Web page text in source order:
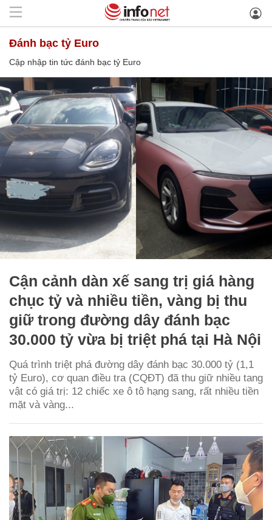
đánh bạc tỷ Euro
Cập nhập tin tức đánh bạc tỷ Euro
Cận cảnh dàn xế sang trị giá hàng
chục tỷ và nhiều tiền, vàng bị thu
giữ trong đường dây đánh bạc
30.000 tỷ vừa bị triệt phá tại Hà Nội
Quá trình triệt phá đường dây đánh bạc 30.000 tỷ (1,1
tỷ Euro), cơ quan điều tra (CQĐT) đã thu giữ nhiều tang
vật có giá trị: 12 chiếc xe ô tô hạng sang, rất nhiều tiền
mặt và vàng...